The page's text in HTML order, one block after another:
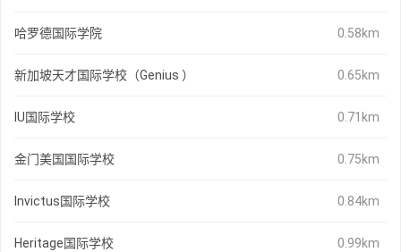
哈罗德国际学院 0.58km
新加坡天才国际学校（Genius ） 0.65km
IU国际学校 0.71km
金门美国国际学校 0.75km
Invictus国际学校 0.84km
Heritage国际学校 0.99km